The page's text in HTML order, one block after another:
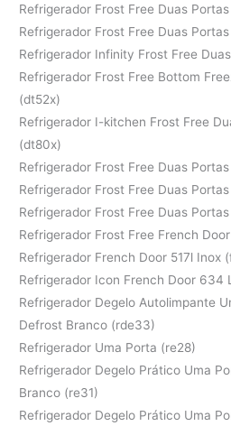
Refrigerador Frost Free Duas
Refrigerador Frost Free Duas
Refrigerador Infinity Frost Free
Refrigerador Frost Free Bottom
(dt52x)
Refrigerador I-kitchen Frost Free
(dt80x)
Refrigerador Frost Free Duas
Refrigerador Frost Free Duas
Refrigerador Frost Free Duas
Refrigerador Frost Free French
Refrigerador French Door 517l Inox
Refrigerador Icon French Door 634
Refrigerador Degelo Autolimpante
Defrost Branco (rde33)
Refrigerador Uma Porta (re28)
Refrigerador Degelo Prático Uma
Branco (re31)
Refrigerador Degelo Prático Uma